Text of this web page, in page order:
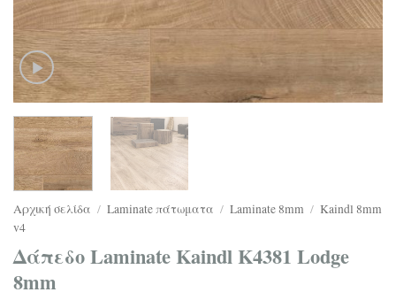
Αρχική σελίδα / Laminate πάτωματα / Laminate 8mm / Kaindl 8mm
v4
Δάπεδο Laminate Kaindl K4381 Lodge
8mm